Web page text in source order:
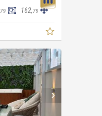
79 162,79